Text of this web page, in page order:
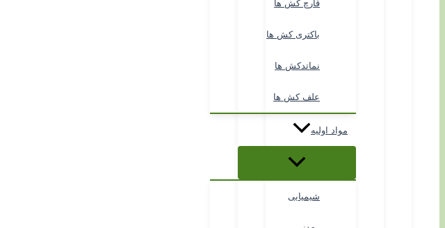
قارچ کش ها
باکتری کش ها
نماتدکش ها
علف کش ها
مواد اولیه
شیمیایی